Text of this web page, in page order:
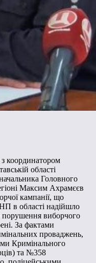
з координатором
області
Головного
Максим Ахрамєєв
кампанії, що
НП в області надійшло
порушення виборчого
За фактами
проваджень,
Кримінального
та №358